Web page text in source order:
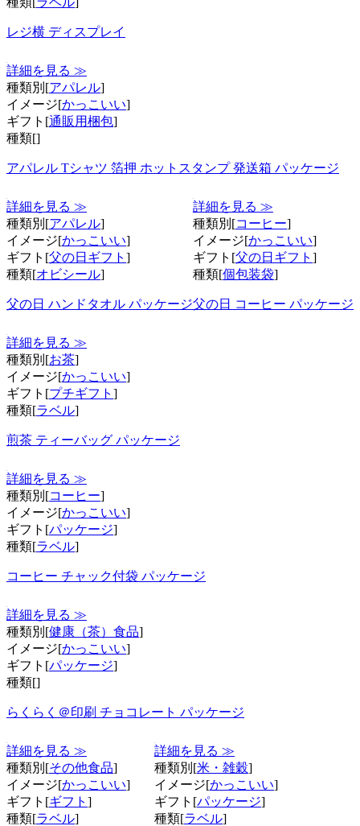
レジ横 ディスプレイ
詳細を見る ≫
種類別[アパレル]
イメージ[かっこいい]
ギフト[通販用梱包]
種類[]
アパレル Tシャツ 箔押 ホットスタンプ 発送箱 パッケージ
詳細を見る ≫
種類別[アパレル]
イメージ[かっこいい]
ギフト[父の日ギフト ]
種類[オビシール]
父の日 ハンドタオル パッケージ
詳細を見る ≫
種類別[コーヒー]
イメージ[かっこいい]
ギフト[父の日ギフト ]
種類[個包装袋]
父の日 コーヒー パッケージ
詳細を見る ≫
種類別[お茶]
イメージ[かっこいい]
ギフト[プチギフト ]
種類[ラベル]
煎茶 ティーバッグ パッケージ
詳細を見る ≫
種類別[コーヒー]
イメージ[かっこいい]
ギフト[パッケージ]
種類[ラベル]
コーヒー チャック付袋 パッケージ
詳細を見る ≫
種類別[健康（茶）食品]
イメージ[かっこいい]
ギフト[パッケージ]
種類[]
らくらく＠印刷 チョコレート パッケージ
詳細を見る ≫
種類別[その他食品]
イメージ[かっこいい]
ギフト[ギフト ]
種類[ラベル]
詳細を見る ≫
種類別[米・雑穀]
イメージ[かっこいい]
ギフト[パッケージ]
種類[ラベル]